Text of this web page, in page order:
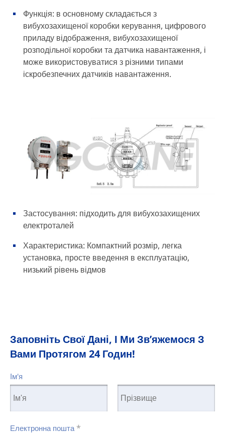
Функція: в основному складається з
вибухозахищеної коробки керування, цифрового
приладу відображення, вибухозахищеної
розподільної коробки та датчика навантаження, і
може використовуватися з різними типами
іскробезпечних датчиків навантаження.
Застосування: підходить для вибухозахищених
електроталей
Характеристика: Компактний розмір, легка
установка, просте введення в експлуатацію,
низький рівень відмов
Заповніть Свої Дані, І Ми Зв’яжемося З
Вами Протягом 24 Годин!
Ім'я
Електронна пошта *